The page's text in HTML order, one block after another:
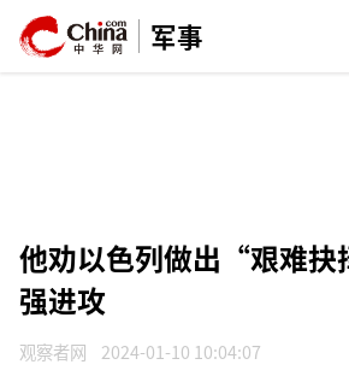
军事
他劝以色列做出“艰难
强进攻
观察者网 2024-01-10 10:04:07